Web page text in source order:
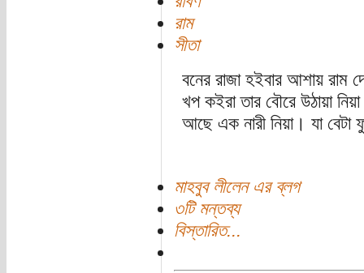
রাম
সীতা
বনের রাজা হইবার আশায় রাম
খপ কইরা তার বৌরে উঠায়া
আছে এক নারী নিয়া। যা
মাহবুব লীলেন এর ব্লগ
৩টি মন্তব্য
বিস্তারিত...